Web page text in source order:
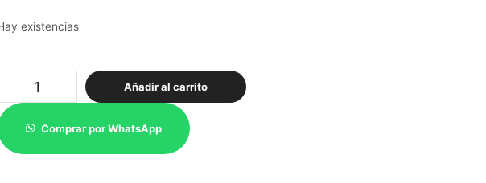
existencias
Lulalila
Añadir al carrito
Comprar por WhatsApp